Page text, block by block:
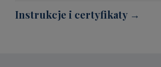
Instrukcje i certyfikaty →